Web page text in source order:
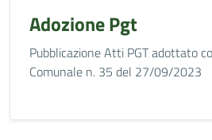
Adozione Pgt
Pubblicazione Atti PGT adottato
Comunale n. 35 del 27/09/2023